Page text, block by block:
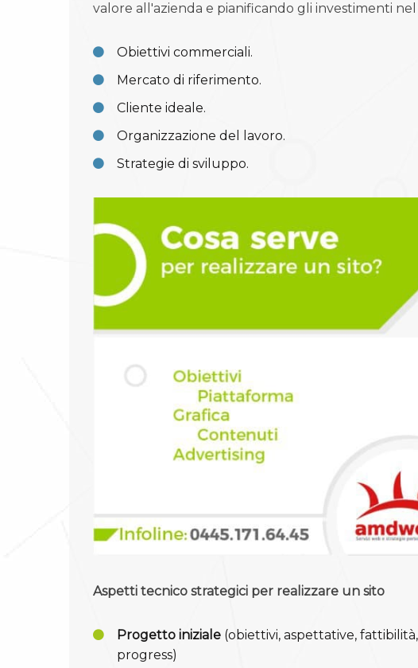
valore all'azienda e pianificando gli investimenti
Obiettivi commerciali.
Mercato di riferimento.
Cliente ideale.
Organizzazione del lavoro.
Strategie di sviluppo.
Aspetti tecnico strategici per realizzare un sito
Progetto iniziale (obiettivi, aspettative,
progress)